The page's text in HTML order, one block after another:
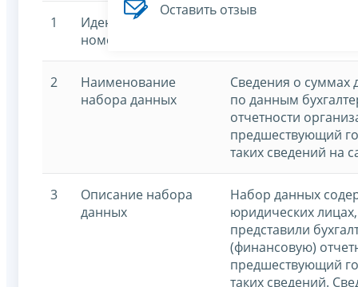
1
Идентификационный
номер
2
Наименование
набора данных
Сведения о суммах
по данным
отчетности
предшествующий
таких сведений на
3
Описание набора
данных
Набор данных
юридических
представили
(финансовую)
предшествующий
таких сведений.
Оставить отзыв